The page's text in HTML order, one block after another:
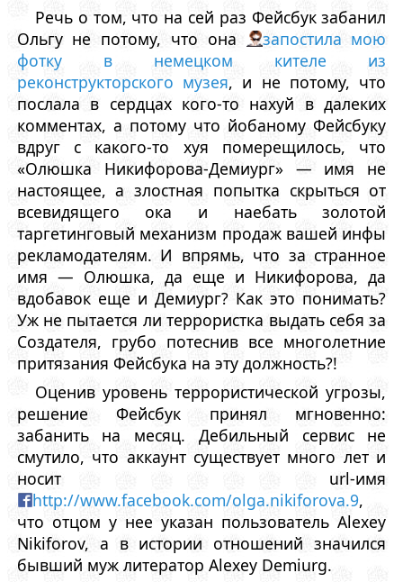
Речь о том, что на сей раз Фейсбук забанил
Ольгу не потому, что она
запостила мою
фотку в немецком кителе из
реконструкторского музея, и не потому, что
послала в сердцах кого-то нахуй в далеких
комментах, а потому что йобаному Фейсбуку
вдруг с какого-то хуя померещилось, что
«Олюшка Никифорова-Демиург» — имя не
настоящее, а злостная попытка скрыться от
всевидящего ока и наебать золотой
таргетинговый механизм продаж вашей инфы
рекламодателям. И впрямь, что за странное
имя — Олюшка, да еще и Никифорова, да
вдобавок еще и Демиург? Как это понимать?
Уж не пытается ли террористка выдать себя за
Создателя, грубо потеснив все многолетние
притязания Фейсбука на эту должность?!
Оценив уровень террористической угрозы,
решение Фейсбук принял мгновенно:
забанить на месяц. Дебильный сервис не
смутило, что аккаунт существует много лет и
носит url-имя
http://www.facebook.com/olga.nikiforova.9,
что отцом у нее указан пользователь Alexey
Nikiforov, а в истории отношений значился
бывший муж литератор Alexey Demiurg.